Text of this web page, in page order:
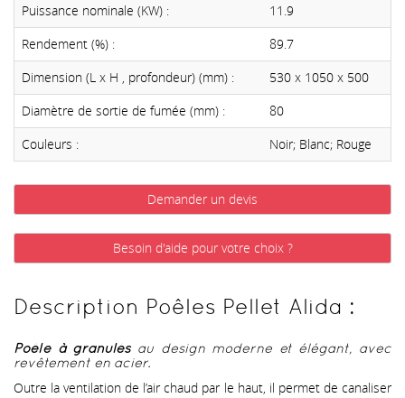
Puissance nominale (KW) :
11.9
Rendement (%) :
89.7
Dimension (L x H , profondeur) (mm) :
530 x 1050 x 500
Diamètre de sortie de fumée (mm) :
80
Couleurs :
Noir; Blanc; Rouge
Demander un devis
Besoin d'aide pour votre choix ?
Description Poêles Pellet Alida :
Poêle à granulés au design moderne et élégant, avec
revêtement en acier.
Outre la ventilation de l’air chaud par le haut, il permet de canaliser